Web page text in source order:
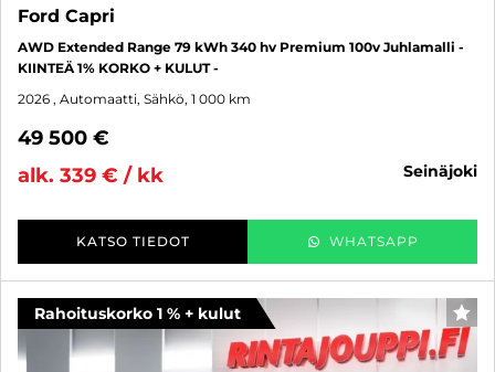
Ford Capri
AWD Extended Range 79 kWh 340 hv Premium 100v Juhlamalli -
KIINTEÄ 1% KORKO + KULUT -
2026 , Automaatti, Sähkö, 1 000 km
49 500 €
alk. 339 € / kk
seinäjoki
KATSO TIEDOT WHATSAPP
Rahoituskorko 1 % + kulut